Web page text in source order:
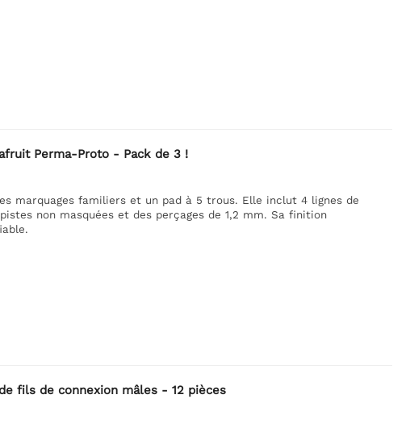
Perma-Proto - Pack de 3 !
marquages familiers et un pad à 5 trous. Elle inclut 4 lignes de
non masquées et des perçages de 1,2 mm. Sa finition
fils de connexion mâles - 12 pièces